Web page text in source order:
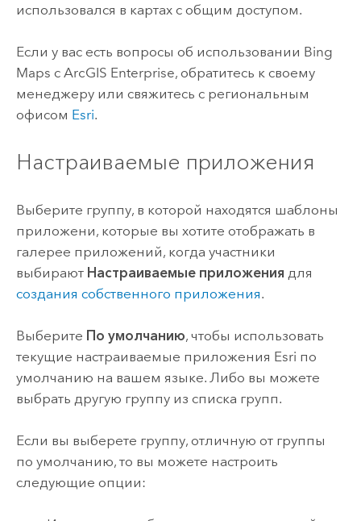
использовался в картах с общим доступом.
Если у вас есть вопросы об использовании Bing
Maps с ArcGIS Enterprise, обратитесь к своему
менеджеру или свяжитесь с региональным
офисом Esri.
Настраиваемые приложения
Выберите группу, в которой находятся шаблоны
приложени, которые вы хотите отображать в
галерее приложений, когда участники
выбирают Настраиваемые приложения для
создания собственного приложения.
Выберите По умолчанию, чтобы использовать
текущие настраиваемые приложения Esri по
умолчанию на вашем языке.Либо вы можете
выбрать другую группу из списка групп.
Если вы выберете группу, отличную от группы
по умолчанию, то вы можете настроить
следующие опции: